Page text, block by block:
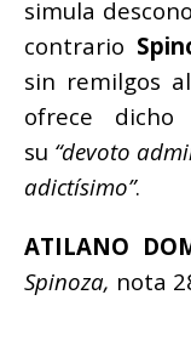
simula
contrario
sin remilgos
ofrece
su “devoto
adictísimo”.
ATILANO
Spinoza, nota